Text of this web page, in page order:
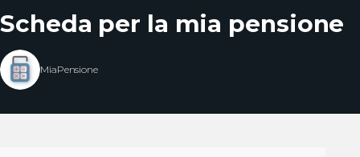
Scheda per la mia pensione
MiaPensione